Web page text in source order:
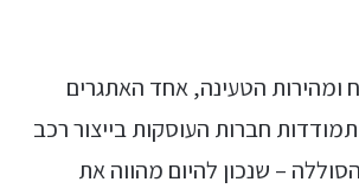
ומהירות הטעינה, אחד האתגרים
חברות העוסקות בייצור רכב
– שנכון להיום מהווה את